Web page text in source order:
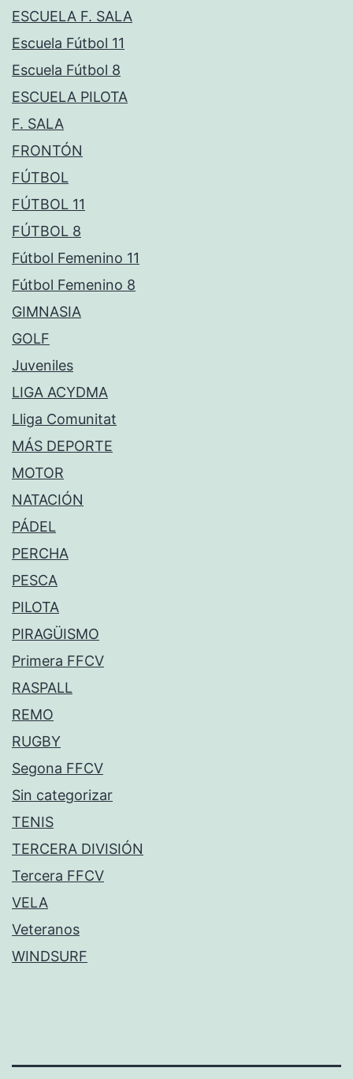
ESCUELA F. SALA
Escuela Fútbol 11
Escuela Fútbol 8
ESCUELA PILOTA
F. SALA
FRONTÓN
FÚTBOL
FÚTBOL 11
FÚTBOL 8
Fútbol Femenino 11
Fútbol Femenino 8
GIMNASIA
GOLF
Juveniles
LIGA ACYDMA
Lliga Comunitat
MÁS DEPORTE
MOTOR
NATACIÓN
PÁDEL
PERCHA
PESCA
PILOTA
PIRAGÜISMO
Primera FFCV
RASPALL
REMO
RUGBY
Segona FFCV
Sin categorizar
TENIS
TERCERA DIVISIÓN
Tercera FFCV
VELA
Veteranos
WINDSURF